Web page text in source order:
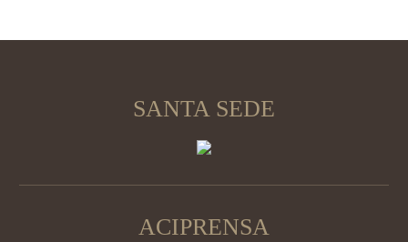
SANTA SEDE
ACIPRENSA